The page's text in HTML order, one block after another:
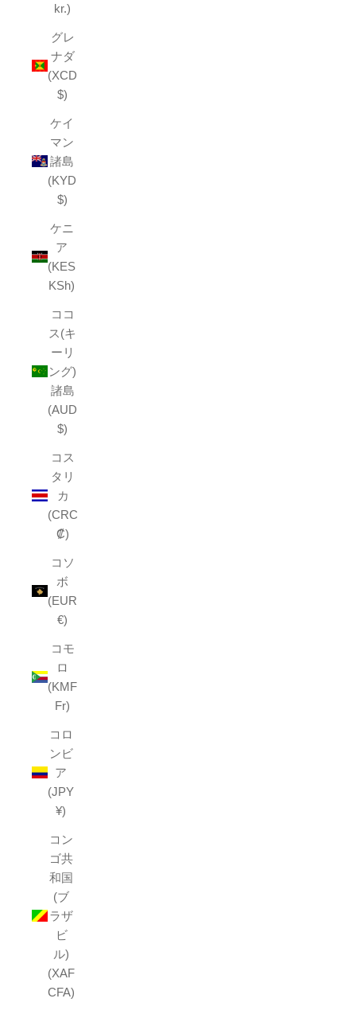
kr.)
グレ
ナダ
(XCD
$)
ケイ
マン
諸島
(KYD
$)
ケニ
ア
(KES
KSh)
ココ
ス(キ
ーリ
ング)
諸島
(AUD
$)
コス
タリ
カ
(CRC
₡)
コソ
ボ
(EUR
€)
コモ
ロ
(KMF
Fr)
コロ
ンビ
ア
(JPY
¥)
コン
ゴ共
和国
(ブ
ラザ
ビ
ル)
(XAF
CFA)